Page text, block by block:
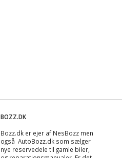
BOZZ.DK
Bozz.dk er ejer af NesBozz men
også AutoBozz.dk som sælger
nye reservedele til gamle biler,